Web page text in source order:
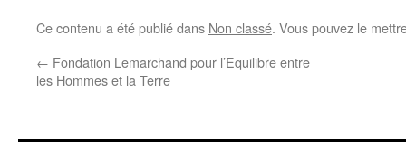
Ce contenu a été publié dans Non classé. Vous pouvez le
← Fondation Lemarchand pour l’Equilibre entre
les Hommes et la Terre